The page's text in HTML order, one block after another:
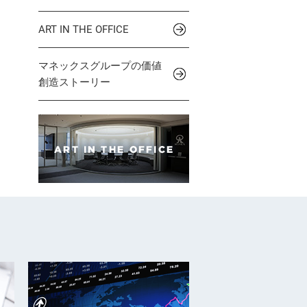
ART IN THE OFFICE
マネックスグループの価値
創造ストーリー